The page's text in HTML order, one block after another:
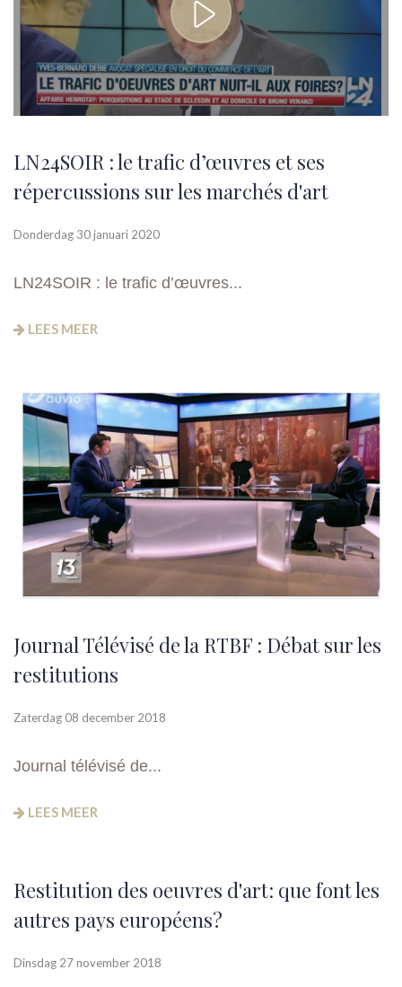
LN24SOIR : le trafic d’œuvres et ses
répercussions sur les marchés d'art
Donderdag 30 januari 2020
LN24SOIR : le trafic d’œuvres...
LEES MEER
Journal Télévisé de la RTBF : Débat sur les
restitutions
Zaterdag 08 december 2018
Journal télévisé de...
LEES MEER
Restitution des oeuvres d'art: que font les
autres pays européens?
Dinsdag 27 november 2018